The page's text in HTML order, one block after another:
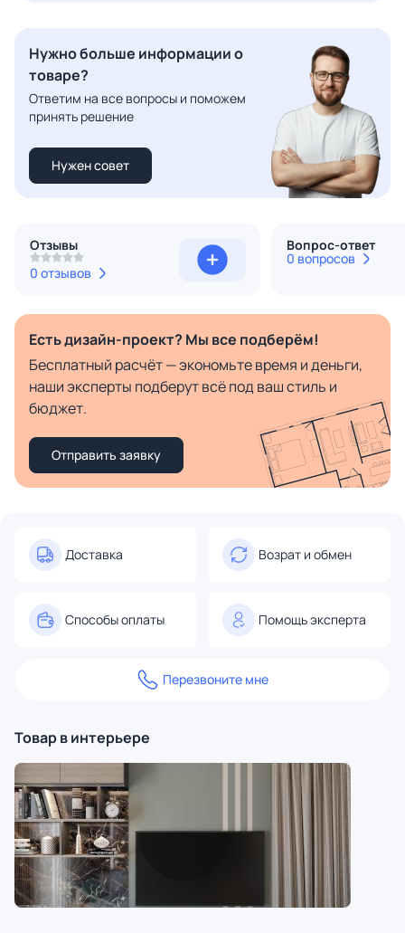
Нужно больше информации о
товаре?
Ответим на все вопросы и поможем
принять решение
Нужен совет
Отзывы
0 отзывов
Вопрос-ответ
0 вопросов
Есть дизайн-проект? Мы все подберём!
Бесплатный расчёт — экономьте время и деньги,
наши эксперты подберут всё под ваш стиль и
бюджет.
Отправить заявку
Доставка Возрат и обмен
Способы оплаты Помощь эксперта
Перезвоните мне
Товар в интерьере